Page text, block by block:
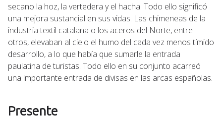
secano la hoz, la vertedera y el hacha. Todo ello significó
una mejora sustancial en sus vidas. Las chimeneas de la
industria textil catalana o los aceros del Norte, entre
otros, elevaban al cielo el humo del cada vez menos tímido
desarrollo, a lo que había que sumarle la entrada
paulatina de turistas. Todo ello en su conjunto acarreó
una importante entrada de divisas en las arcas españolas.
Presente